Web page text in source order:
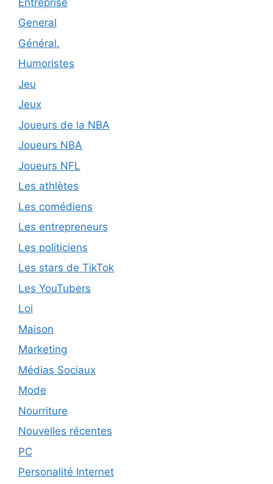
General
Général.
Humoristes
Jeu
Jeux
Joueurs de la NBA
Joueurs NBA
Joueurs NFL
Les athlètes
Les comédiens
Les entrepreneurs
Les politiciens
Les stars de TikTok
Les YouTubers
Loi
Maison
Marketing
Médias Sociaux
Mode
Nourriture
Nouvelles récentes
PC
Personalité Internet